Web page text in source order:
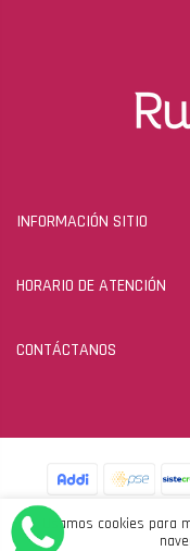
INFORMACIÓN SITIO
HORARIO DE ATENCIÓN
CONTÁCTANOS
Usamos cookies